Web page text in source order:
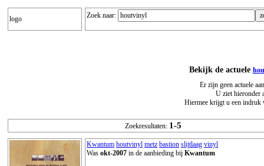
logo Zoek naar:
Bekijk de actuele
Er zijn geen actuele
U ziet hieronder
Hiermee krijgt u een indruk
Zoekresultaten: 1-5
Kwantum houtvinyl metz bastion slijtlaag vinyl
Was okt-2007 in de aanbieding bij Kwantum